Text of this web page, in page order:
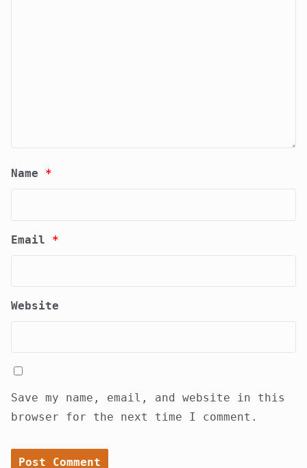
Name *
Email *
Website
Save my name, email, and website in this
browser for the next time I comment.